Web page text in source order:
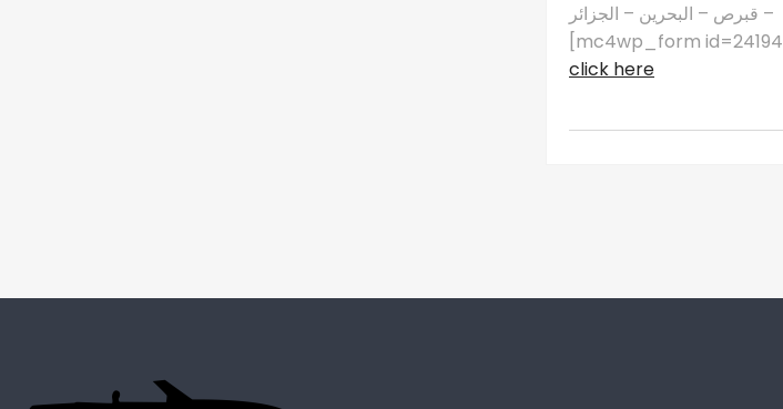
– قبرص – البحرين – الجزائر
[mc4wp_form id=24194]
click here